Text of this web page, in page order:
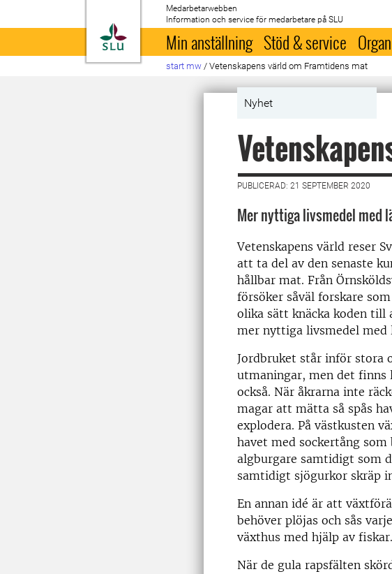
Till startsida
Medarbetarwebben
Information och service för medarbetare på SLU
Min anställning Stöd & service
start mw / Vetenskapens värld om Framtidens mat
Nyhet
PUBLICERAD: 21 SEPTEMBER 2020
Mer nyttiga livsmedel med
Vetenskapens värld reser
att ta del av den senaste
hållbar mat. Från
försöker såväl forskare
olika sätt knäcka koden till
mer nyttiga livsmedel med
Jordbruket står inför stora
utmaningar, men det finns
också. När åkrarna inte
magar att mätta så spås
explodera. På västkusten
havet med sockertång
algburgare samtidigt som
samtidigt sjögurkor skräp
En annan idé är att
behöver plöjas och sås
växthus med hjälp av fiskar.
När de gula rapsfälten